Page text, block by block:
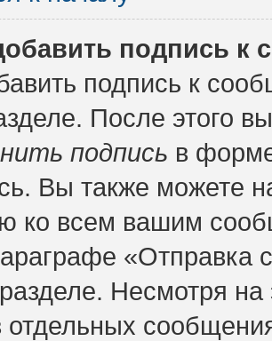
подпись к
подпись к
После этого
подпись в
Вы также можете
ко всем вашим
«Отправка
Несмотря
отдельных